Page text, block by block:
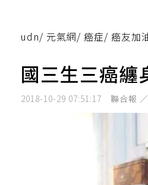
udn/ 元氣網/ 癌症/ 癌友加
國三生三癌纏
2018-10-29 07:51:17 聯合報